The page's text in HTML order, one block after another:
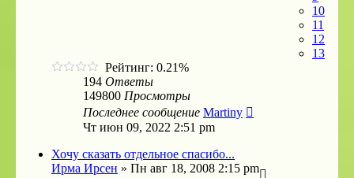
10
11
12
13
Рейтинг: 0.21%
194 Ответы
149800 Просмотры
Последнее сообщение Martiny
Чт июн 09, 2022 2:51 pm
Хочу сказать отдельное спасибо...
Ирма Ирсен » Пн авг 18, 2008 2:15 pm